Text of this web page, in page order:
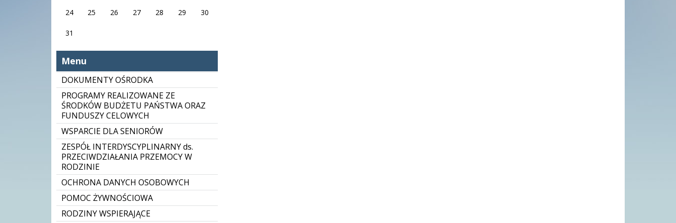
24 25 26 27 28 29 30
31
Menu
DOKUMENTY OŚRODKA
PROGRAMY REALIZOWANE ZE
ŚRODKÓW BUDŻETU PAŃSTWA ORAZ
FUNDUSZY CELOWYCH
WSPARCIE DLA SENIORÓW
ZESPÓŁ INTERDYSCYPLINARNY ds.
PRZECIWDZIAŁANIA PRZEMOCY W
RODZINIE
OCHRONA DANYCH OSOBOWYCH
POMOC ŻYWNOŚCIOWA
RODZINY WSPIERAJĄCE